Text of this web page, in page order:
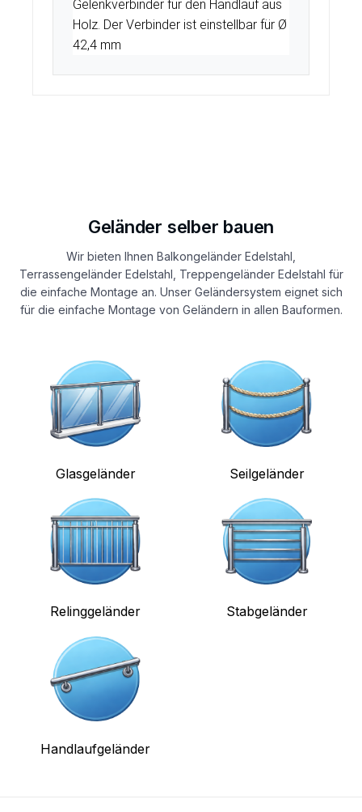
Gelenkverbinder für den Handlauf aus
Holz. Der Verbinder ist einstellbar für Ø
42,4 mm
Geländer selber bauen
Wir bieten Ihnen Balkongeländer Edelstahl,
Terrassengeländer Edelstahl, Treppengeländer Edelstahl für
die einfache Montage an. Unser Geländersystem eignet sich
für die einfache Montage von Geländern in allen Bauformen.
Glasgeländer Seilgeländer
Relinggeländer Stabgeländer
Handlaufgeländer